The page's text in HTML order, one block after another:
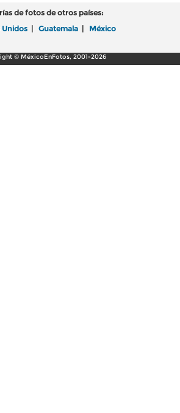
de fotos de otros países:
Unidos | Guatemala | México
© MéxicoEnFotos, 2001-2026